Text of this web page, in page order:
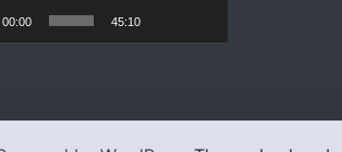
00:00 45:10